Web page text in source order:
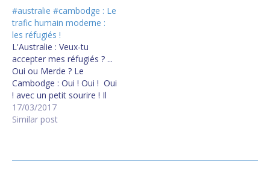
d'Opposition. Elle préfère
conserver de bonnes
relations avec HUN Sen
pour exporter ses réfugiés
de Nauru vers…
#australie #cambodge : Le
trafic humain moderne :
les réfugiés !
L'Australie : Veux-tu
accepter mes réfugiés ? ...
Oui ou Merde ? Le
Cambodge : Oui ! Oui ! Oui
! avec un petit sourire ! Il
faut que j'en discute
d'abord avec mon chef
17/03/2017
Similar post